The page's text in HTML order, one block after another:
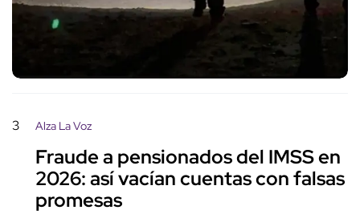
3 Alza La Voz
Fraude a pensionados del IMSS en
2026: así vacían cuentas con falsas
promesas